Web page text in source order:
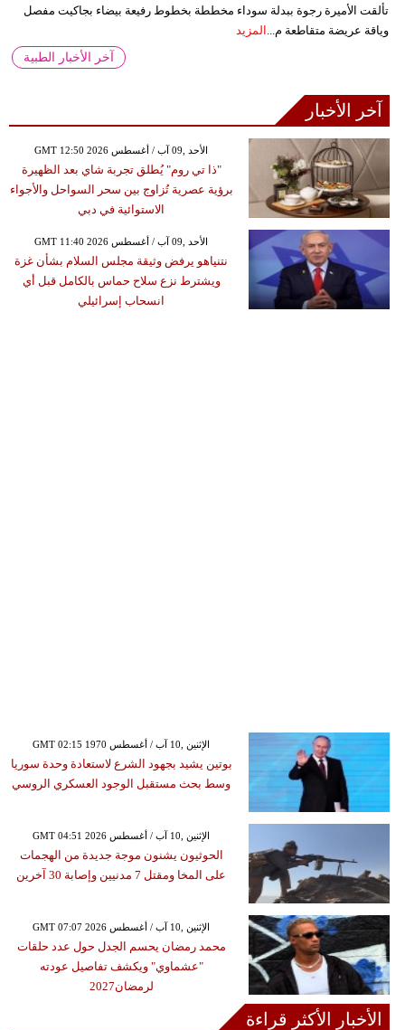
تألقت الأميرة رجوة ببدلة سوداء مخططة بخطوط رفيعة بيضاء بجاكيت مفصل
وياقة عريضة متقاطعة م... المزيد
آخر الأخبار الطبية
آخر الأخبار
GMT 12:50 2026 الأحد ,09 آب / أغسطس
"ذا تي روم" يُطلق تجربة شاي بعد الظهيرة
برؤية عصرية تُزاوج بين سحر السواحل والأجواء
الاستوائية في دبي
GMT 11:40 2026 الأحد ,09 آب / أغسطس
نتنياهو يرفض وثيقة مجلس السلام بشأن غزة
ويشترط نزع سلاح حماس بالكامل قبل أي
انسحاب إسرائيلي
GMT 02:15 1970 الإثنين ,10 آب / أغسطس
بوتين يشيد بجهود الشرع لاستعادة وحدة سوريا
وسط بحث مستقبل الوجود العسكري الروسي
GMT 04:51 2026 الإثنين ,10 آب / أغسطس
الحوثيون يشنون موجة جديدة من الهجمات
على المخا ومقتل 7 مدنيين وإصابة 30 آخرين
GMT 07:07 2026 الإثنين ,10 آب / أغسطس
محمد رمضان يحسم الجدل حول عدد حلقات
"عشماوي" ويكشف تفاصيل عودته
لرمضان2027
الأخبار الأكثر قراءة